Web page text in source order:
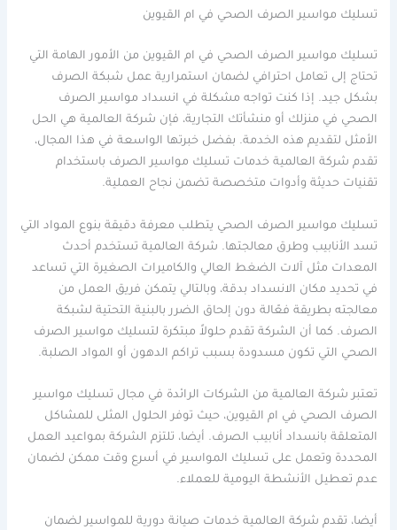
تسليك مواسير الصرف الصحي في ام القيوين
تسليك مواسير الصرف الصحي في ام القيوين من الأمور الهامة التي
تحتاج إلى تعامل احترافي لضمان استمرارية عمل شبكة الصرف
بشكل جيد. إذا كنت تواجه مشكلة في انسداد مواسير الصرف
الصحي في منزلك أو منشأتك التجارية، فإن شركة العالمية هي الحل
الأمثل لتقديم هذه الخدمة. بفضل خبرتها الواسعة في هذا المجال،
تقدم شركة العالمية خدمات تسليك مواسير الصرف باستخدام
تقنيات حديثة وأدوات متخصصة تضمن نجاح العملية.
تسليك مواسير الصرف الصحي يتطلب معرفة دقيقة بنوع المواد التي
تسد الأنابيب وطرق معالجتها. شركة العالمية تستخدم أحدث
المعدات مثل آلات الضغط العالي والكاميرات الصغيرة التي تساعد
في تحديد مكان الانسداد بدقة، وبالتالي يتمكن فريق العمل من
معالجته بطريقة فعّالة دون إلحاق الضرر بالبنية التحتية لشبكة
الصرف. كما أن الشركة تقدم حلولاً مبتكرة لتسليك مواسير الصرف
الصحي التي تكون مسدودة بسبب تراكم الدهون أو المواد الصلبة.
تعتبر شركة العالمية من الشركات الرائدة في مجال تسليك مواسير
الصرف الصحي في ام القيوين، حيث توفر الحلول المثلى للمشاكل
المتعلقة بانسداد أنابيب الصرف. أيضا، تلتزم الشركة بمواعيد العمل
المحددة وتعمل على تسليك المواسير في أسرع وقت ممكن لضمان
عدم تعطيل الأنشطة اليومية للعملاء.
أيضا، تقدم شركة العالمية خدمات صيانة دورية للمواسير لضمان